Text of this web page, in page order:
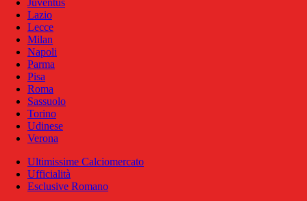
Juventus
Lazio
Lecce
Milan
Napoli
Parma
Pisa
Roma
Sassuolo
Torino
Udinese
Verona
Ultimissime Calciomercato
Ufficialità
Esclusive Romano